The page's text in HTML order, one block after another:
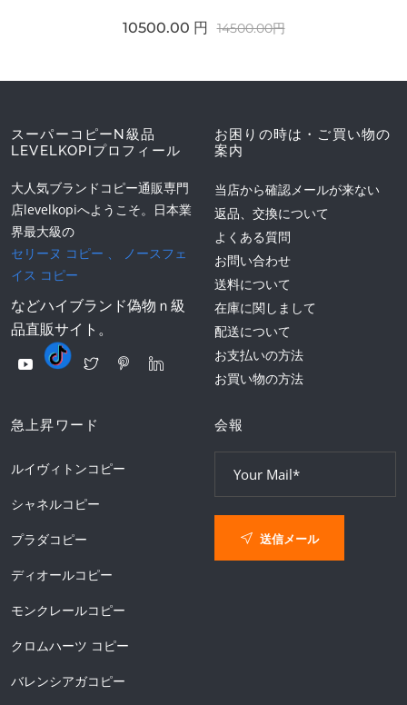
10500.00 円 14500.00円
スーパーコピーN級品
LEVELKOPIプロフィール
大人気ブランドコピー通販専門
店levelkopiへようこそ。日本業
界最大級の
セリーヌ コピー 、
ノースフェ
イス コピー
などハイブランド偽物ｎ級
品直販サイト。
お困りの時は・ご買い物の
案内
当店から確認メールが来ない
返品、交換について
よくある質問
お問い合わせ
送料について
在庫に関しまして
配送について
お支払いの方法
お買い物の方法
急上昇ワード
ルイヴィトンコピー
シャネルコピー
プラダコピー
ディオールコピー
モンクレールコピー
クロムハーツ コピー
バレンシアガコピー
会報
送信メール